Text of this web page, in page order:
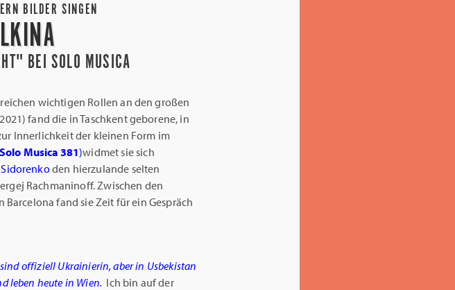
BILDER SINGEN
BEI SOLO MUSICA
wichtigen Rollen an den großen
fand die in Taschkent geborene, in
Innerlichkeit der kleinen Form im
Solo Musica 381)widmet sie sich
den hierzulande selten
Rachmaninoff. Zwischen den
Barcelona fand sie Zeit für ein Gespräch
offiziell Ukrainierin, aber in Usbekistan
leben heute in Wien. Ich bin auf der